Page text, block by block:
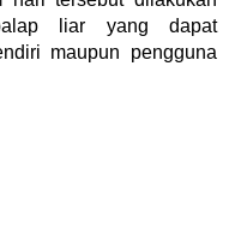
liar yang dapat
maupun pengguna